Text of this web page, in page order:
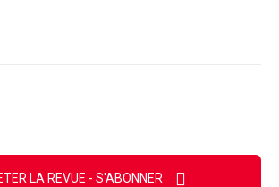
LA REVUE - S'ABONNER